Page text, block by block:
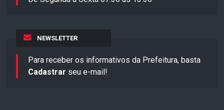
NEWSLETTER
Para receber os informativos da Prefeitura, basta
Cadastrar seu e-mail!